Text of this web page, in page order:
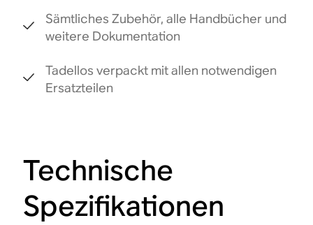
Sämtliches Zubehör, alle Handbücher und
weitere Dokumentation
Tadellos verpackt mit allen notwendigen
Ersatzteilen
Technische
Spezifikationen